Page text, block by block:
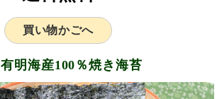
買い物かごへ
有明海産100％焼き海苔